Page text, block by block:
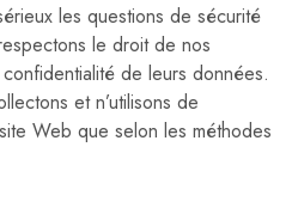
les questions de sécurité
le droit de nos
de leurs données.
et n’utilisons de
Web que selon les méthodes